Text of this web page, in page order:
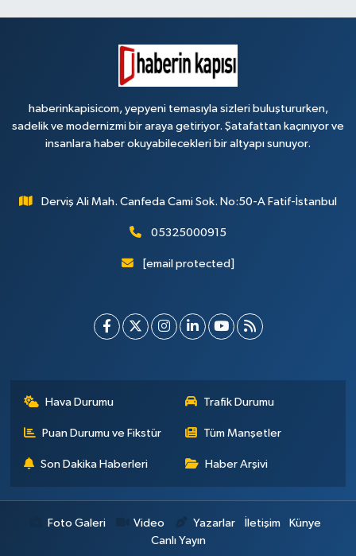
haberinkapisicom, yepyeni temasıyla sizleri buluştururken,
sadelik ve modernizmi bir araya getiriyor. Şatafattan kaçınıyor ve
insanlara haber okuyabilecekleri bir altyapı sunuyor.
Derviş Ali Mah. Canfeda Cami Sok. No:50-A Fatif-İstanbul
05325000915
[email protected]
Hava Durumu Trafik Durumu
Puan Durumu ve Fikstür Tüm Manşetler
Son Dakika Haberleri Haber Arşivi
Foto Galeri Video Yazarlar İletişim
Künye
Canlı Yayın